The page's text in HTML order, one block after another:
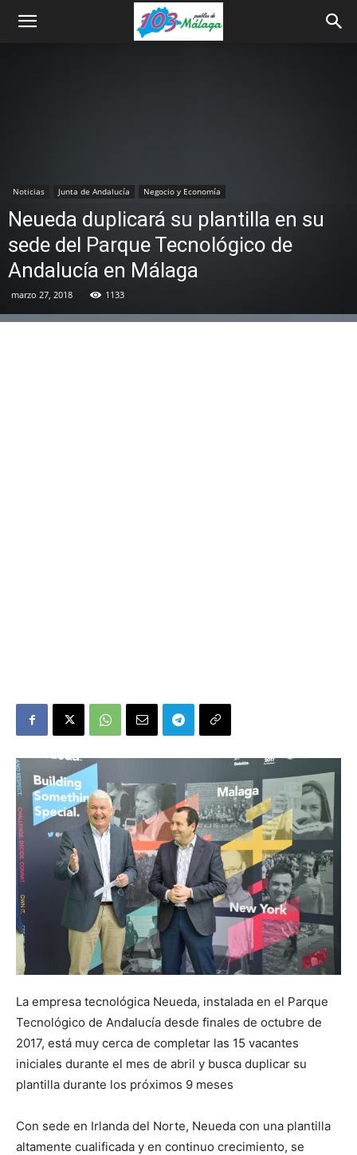
Noticias Junta de Andalucía Negocio y Economía
Neueda duplicará su plantilla en su
sede del Parque Tecnológico de
Andalucía en Málaga
marzo 27, 2018 1133
La empresa tecnológica Neueda, instalada en el Parque
Tecnológico de Andalucía desde finales de octubre de
2017, está muy cerca de completar las 15 vacantes
iniciales durante el mes de abril y busca duplicar su
plantilla durante los próximos 9 meses
Con sede en Irlanda del Norte, Neueda con una plantilla
altamente cualificada y en continuo crecimiento, se